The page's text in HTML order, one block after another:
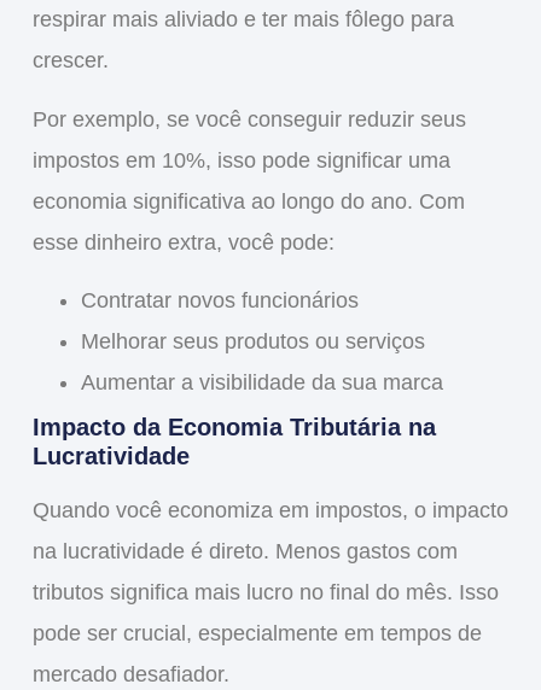
respirarmais aliviado e ter mais fôlegopara
crescer.
Por exemplo, se você conseguir reduzir seus
impostosem 10%, isso pode significar uma
economia significativa ao longo do ano. Com
esse dinheiro extra, você pode:
Contratar novos funcionários
Melhorar seus produtos ou serviços
Aumentar a visibilidade da sua marca
Impacto da Economia Tributária na
Lucratividade
Quando você economiza em impostos, o impacto
na lucratividadeé direto. Menos gastos com
tributos significa mais lucro no final do mês. Isso
pode ser crucial, especialmente em tempos de
mercado desafiador.